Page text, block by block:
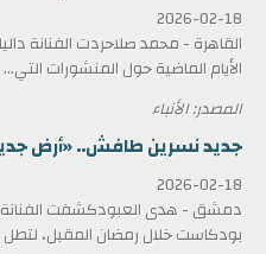
2026-02-18
القاهرة - محمد صلاحردت الفنانة
الأيام الماضية حول المنشورات التي...
المصدر: الأنباء
جديد نسرين طافش.. «أرض
2026-02-18
دمشق - هدى العبودكشفت
بودكاست خلال رمضان المقبل،